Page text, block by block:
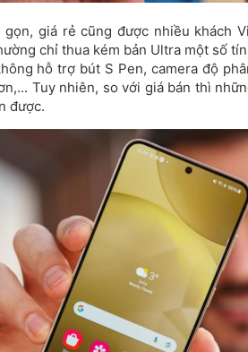
gọn, giá rẻ cũng được nhiều khách
chỉ thua kém bản Ultra một số
hỗ trợ bút S Pen, camera độ
Tuy nhiên, so với giá bán thì
được.